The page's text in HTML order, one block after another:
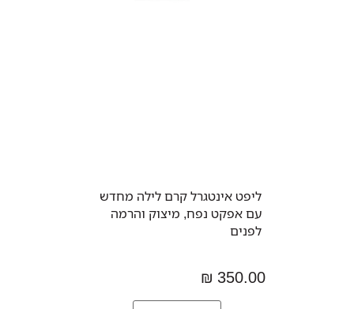
ליפט אינטגרל קרם לילה מחדש
עם אפקט נפח, מיצוק והרמה
לפנים
350.00 ₪